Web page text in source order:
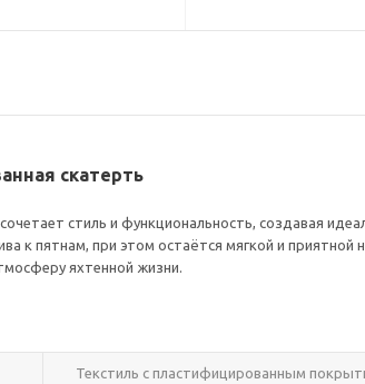
скатерть
стиль и функциональность, создавая
к пятнам, при этом остаётся мягкой и приятной
яхтенной жизни.
Текстиль с пластифицированным